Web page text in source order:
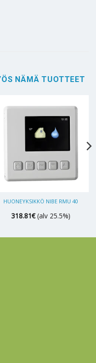
NÄMÄ TUOTTEET
HUONEYKSIKKÖ NIBE RMU 40
318.81€ (alv 25.5%)